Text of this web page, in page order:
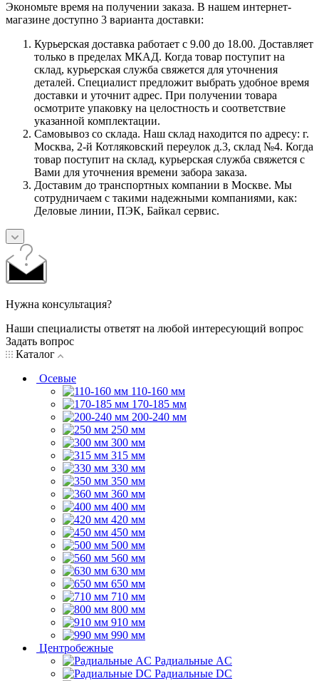
Экономьте время на получении заказа. В нашем интернет-
магазине доступно 3 варианта доставки:
Курьерская доставка работает с 9.00 до 18.00. Доставляет
только в пределах МКАД. Когда товар поступит на
склад, курьерская служба свяжется для уточнения
деталей. Специалист предложит выбрать удобное время
доставки и уточнит адрес. При получении товара
осмотрите упаковку на целостность и соответствие
указанной комплектации.
Самовывоз со склада. Наш склад находится по адресу: г.
Москва, 2-й Котляковский переулок д.3, склад №4. Когда
товар поступит на склад, курьерская служба свяжется с
Вами для уточнения времени забора заказа.
Доставим до транспортных компании в Москве. Мы
сотрудничаем с такими надежными компаниями, как:
Деловые линии, ПЭК, Байкал сервис.
Нужна консультация?
Наши специалисты ответят на любой интересующий вопрос
Задать вопрос
Каталог
Осевые
110-160 мм
170-185 мм
200-240 мм
250 мм
300 мм
315 мм
330 мм
350 мм
360 мм
400 мм
420 мм
450 мм
500 мм
560 мм
630 мм
650 мм
710 мм
800 мм
910 мм
990 мм
Центробежные
Радиальные AC
Радиальные DC